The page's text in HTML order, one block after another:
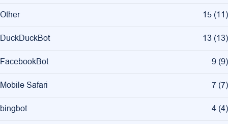
Other 15 (11)
DuckDuckBot 13 (13)
FacebookBot 9 (9)
Mobile Safari 7 (7)
bingbot 4 (4)